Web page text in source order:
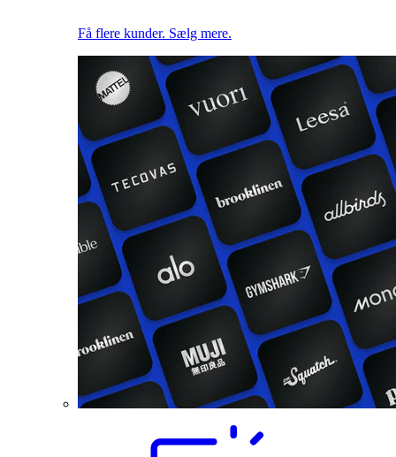
Få flere kunder. Sælg mere.